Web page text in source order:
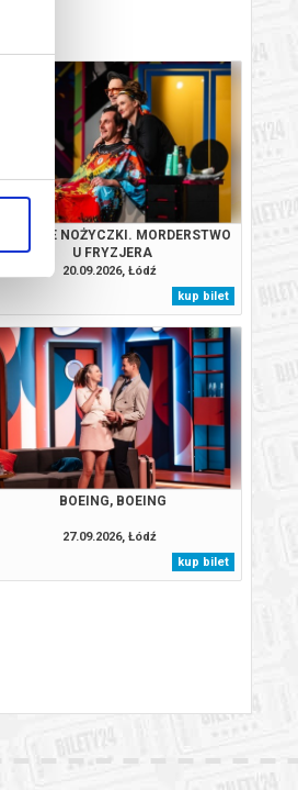
SZALONE NOŻYCZKI. MORDERSTWO
U FRYZJERA
20.09.2026, Łódź
kup bilet
BOEING, BOEING
27.09.2026, Łódź
kup bilet